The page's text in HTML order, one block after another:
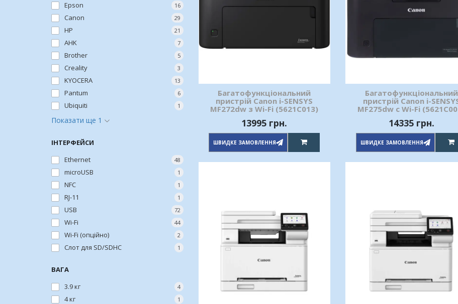
Epson
16
Canon 29
HP 21
AHK 7
Brother 5
Creality 3
KYOCERA 13
Pantum 6
Ubiquiti 1
Показати ще 1
ІНТЕРФЕЙСИ
Ethernet
48
microUSB 1
NFC 1
RJ-11 1
USB 72
Wi-Fi 44
Wi-Fi (опційно) 2
Слот для SD/SDHC 1
ВАГА
3.9 кг
4
4 кг 1
Багатофункціональний
пристрій Canon i-SENSYS
MF272dw з Wi-Fi (5621C013)
13995 грн.
ШВИДКЕ ЗАМОВЛЕННЯ
Багатофункціональний
пристрій Canon i-
MF275dw c Wi-Fi
14335 грн.
ШВИДКЕ ЗАМОВЛЕННЯ